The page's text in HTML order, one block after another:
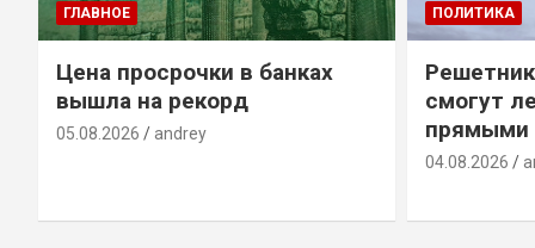
ГЛАВНОЕ
Цена просрочки в банках
вышла на рекорд
05.08.2026 andrey
ПОЛИТИКА
смогут
прямыми
04.08.2026